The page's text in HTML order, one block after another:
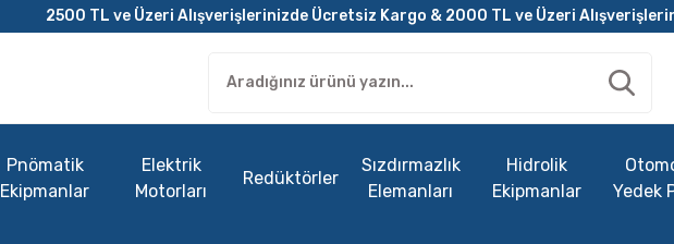
2500 TL ve Üzeri Alışverişlerinizde Ücretsiz Kargo & 2000 TL ve Üzeri
Pnömatik
Ekipmanlar
Elektrik
Motorları
Redüktörler
Sızdırmazlık
Elemanları
Hidrolik
Ekipmanlar
Yedek